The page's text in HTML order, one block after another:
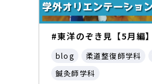
#東洋のぞき見【5月編】
blog 柔道整復師学科
鍼灸師学科